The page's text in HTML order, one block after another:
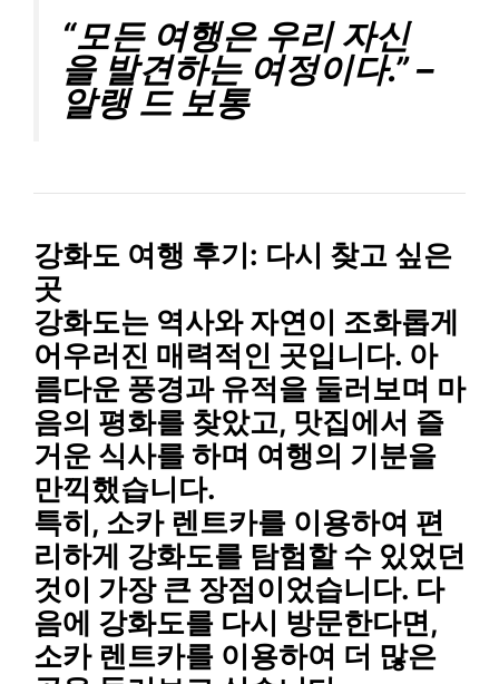
“모든 여행은 우리 자신
을 발견하는 여정이다.” –
알랭 드 보통
강화도 여행 후기: 다시 찾고 싶은
곳
강화도는 역사와 자연이 조화롭게
어우러진 매력적인 곳입니다. 아
름다운 풍경과 유적을 둘러보며 마
음의 평화를 찾았고, 맛집에서 즐
거운 식사를 하며 여행의 기분을
만끽했습니다.
특히, 소카 렌트카를 이용하여 편
리하게 강화도를 탐험할 수 있었던
것이 가장 큰 장점이었습니다. 다
음에 강화도를 다시 방문한다면,
소카 렌트카를 이용하여 더 많은